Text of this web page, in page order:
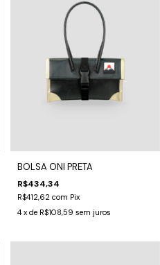
BOLSA ONI PRETA
R$434,34
R$412,62 com Pix
4 x de R$108,59 sem juros